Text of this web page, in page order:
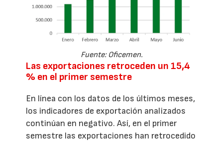
Fuente: Oficemen.
Las exportaciones retroceden un 15,4
% en el primer semestre
En línea con los datos de los últimos meses,
los indicadores de exportación analizados
continúan en negativo. Así, en el primer
semestre las exportaciones han retrocedido